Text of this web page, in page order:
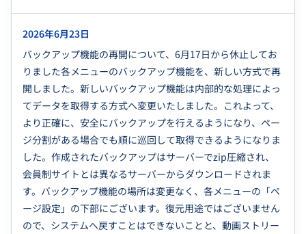
2026年6月23日
バックアップ機能の再開について、6月17日から休止してお
りました各メニューのバックアップ機能を、新しい方式で再
開しました。新しいバックアップ機能は内部的な処理によっ
てデータを取得する方式へ変更いたしました。これよって、
より正確に、安全にバックアップを行えるようになり、ペー
ジ分割がある場合でも順に巡回して取得できるようになりま
した。作成されたバックアップはサーバーでzip圧縮され、
会員制サイトとは異なるサーバーからダウンロードされま
す。バックアップ機能の場所は変更なく、各メニューの「ペ
ージ設定」の下部にございます。復元用途ではございません
ので、システムへ戻すことはできないことと、動画ストリー